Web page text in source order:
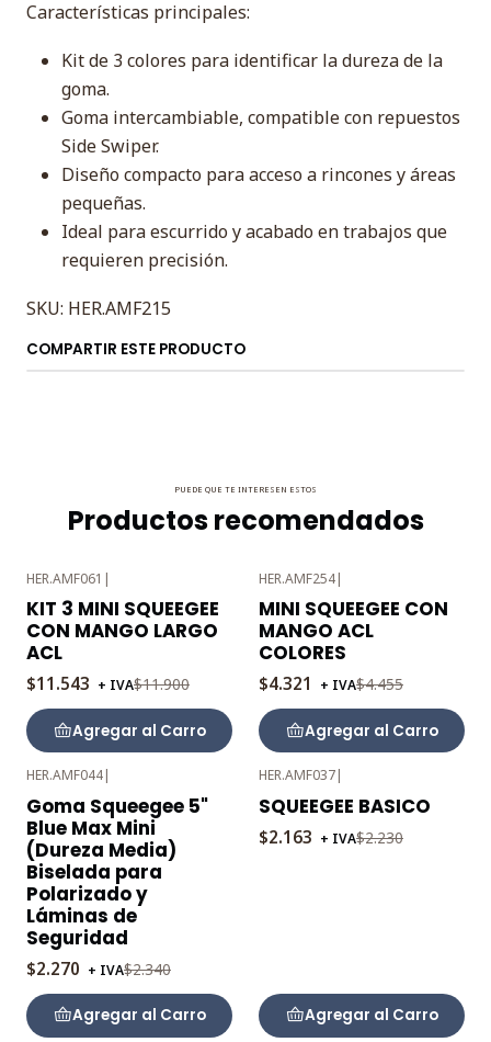
Características principales:
Kit de 3 colores para identificar la dureza de la
goma.
Goma intercambiable, compatible con repuestos
Side Swiper.
Diseño compacto para acceso a rincones y áreas
pequeñas.
Ideal para escurrido y acabado en trabajos que
requieren precisión.
SKU: HER.AMF215
COMPARTIR ESTE PRODUCTO
PUEDE QUE TE INTERESEN ESTOS
Productos recomendados
-3%
OFF
HER.AMF061 |
KIT 3 MINI SQUEEGEE
CON MANGO LARGO
ACL
$11.543 + IVA$11.900
Agregar al Carro
-3%
OFF
HER.AMF254|
MINI SQUEEGEE CON
MANGO ACL
COLORES
$4.321 + IVA$4.455
Agregar al Carro
OFF
HER.AMF044|
Goma Squeegee 5"
Blue Max Mini
(Dureza Media)
Biselada para
Polarizado y
Láminas de
Seguridad
$2.270 + IVA$2.340
Agregar al Carro
-3%
OFF
HER.AMF037|
SQUEEGEE BASICO
$2.163 + IVA$2.230
Agregar al Carro